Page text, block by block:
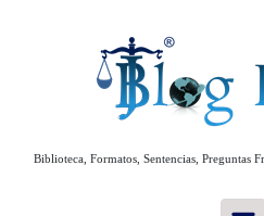
Biblioteca, Formatos, Sentencias, Preguntas